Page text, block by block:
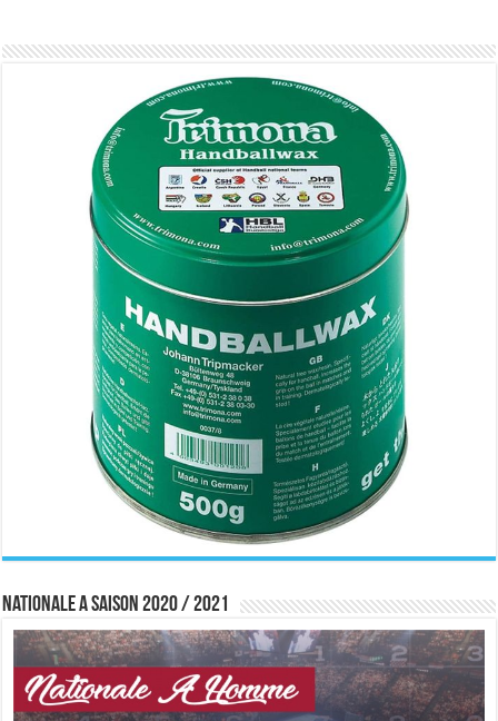
Nationale A saison 2020 / 2021